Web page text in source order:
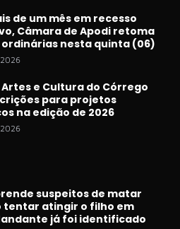
de um mês em recesso
Câmara de Apodi retoma
ordinárias nesta quinta (06)
Artes e Cultura do Córrego
para projetos
na edição de 2026
suspeitos de matar
tentar atingir o filho em
já foi identificado